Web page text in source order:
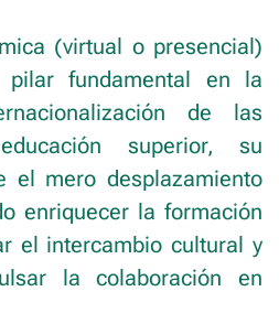
(virtual o presencial)
fundamental en la
de las
superior, su
el mero desplazamiento
enriquecer la formación
el intercambio cultural y
la colaboración en